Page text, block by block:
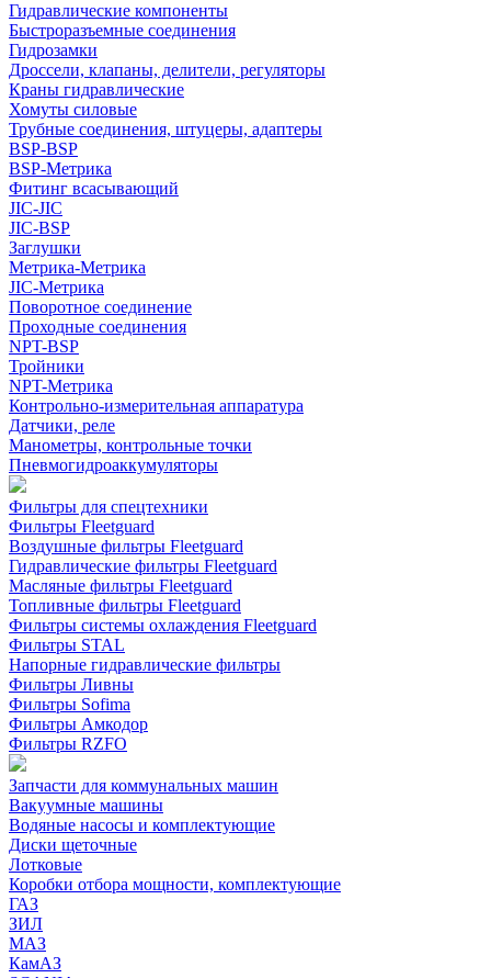
Гидравлические компоненты
Быстроразъемные соединения
Гидрозамки
Дроссели, клапаны, делители, регуляторы
Краны гидравлические
Хомуты силовые
Трубные соединения, штуцеры, адаптеры
BSP-BSP
BSP-Метрика
Фитинг всасывающий
JIC-JIC
JIC-BSP
Заглушки
Метрика-Метрика
JIC-Метрика
Поворотное соединение
Проходные соединения
NPT-BSP
Тройники
NPT-Метрика
Контрольно-измерительная аппаратура
Датчики, реле
Манометры, контрольные точки
Пневмогидроаккумуляторы
Фильтры для спецтехники
Фильтры Fleetguard
Воздушные фильтры Fleetguard
Гидравлические фильтры Fleetguard
Масляные фильтры Fleetguard
Топливные фильтры Fleetguard
Фильтры системы охлаждения Fleetguard
Фильтры STAL
Напорные гидравлические фильтры
Фильтры Ливны
Фильтры Sofima
Фильтры Амкодор
Фильтры RZFO
Запчасти для коммунальных машин
Вакуумные машины
Водяные насосы и комплектующие
Диски щеточные
Лотковые
Коробки отбора мощности, комплектующие
ГАЗ
ЗИЛ
МАЗ
КамАЗ